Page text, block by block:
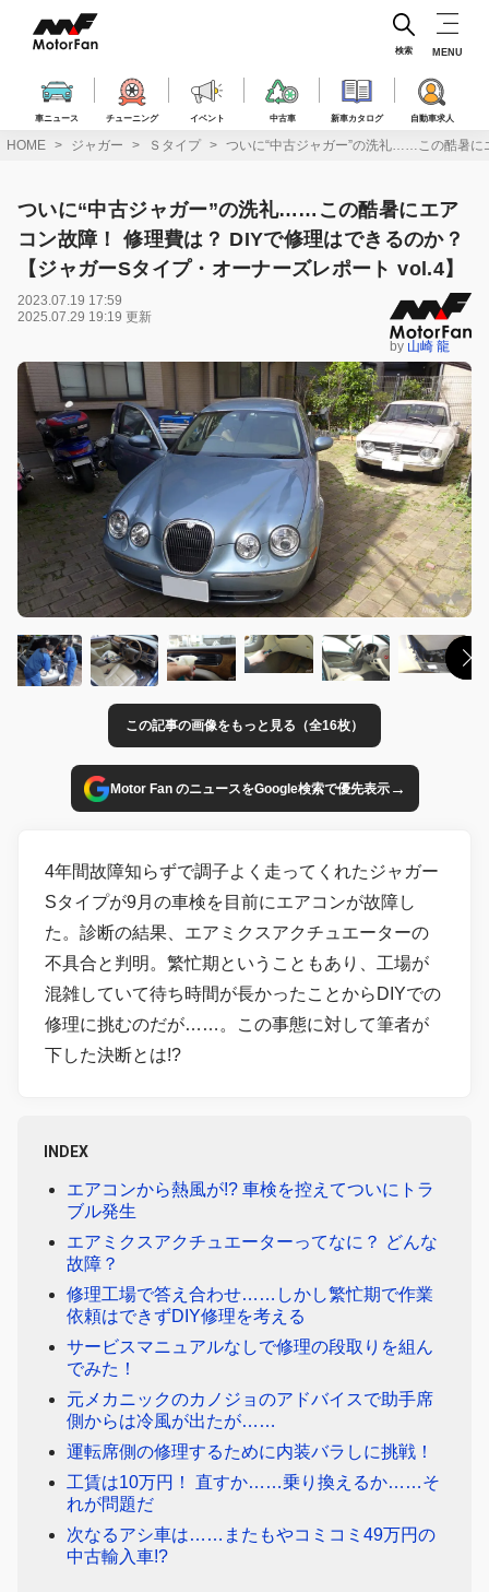
ス
車ニュース チューニング イベント 中古車 新車カタログ 自動車求人
検索 MENU
HOME ジャガー Ｓタイプ ついに“中古ジャガー”の洗礼……この酷暑に
ついに“中古ジャガー”の洗礼……この酷暑にエア
コン故障！ 修理費は？ DIYで修理はできるのか？
【ジャガーSタイプ・オーナーズレポート vol.4】
2023.07.19 17:59
2025.07.29 19:19 更新
by 山崎 龍
この記事の画像をもっと見る（全16枚）
Motor Fan のニュースをGoogle検索で優先表示→
4年間故障知らずで調子よく走ってくれたジャガー
Sタイプが9月の車検を目前にエアコンが故障し
た。診断の結果、エアミクスアクチュエーターの
不具合と判明。繁忙期ということもあり、工場が
混雑していて待ち時間が長かったことからDIYでの
修理に挑むのだが……。この事態に対して筆者が
下した決断とは!?
INDEX
エアコンから熱風が!? 車検を控えてついにトラ
ブル発生
エアミクスアクチュエーターってなに？ どんな
故障？
修理工場で答え合わせ……しかし繁忙期で作業
依頼はできずDIY修理を考える
サービスマニュアルなしで修理の段取りを組ん
でみた！
元メカニックのカノジョのアドバイスで助手席
側からは冷風が出たが……
運転席側の修理するために内装バラしに挑戦！
工賃は10万円！ 直すか……乗り換えるか……そ
れが問題だ
次なるアシ車は……またもやコミコミ49万円の
中古輸入車!?